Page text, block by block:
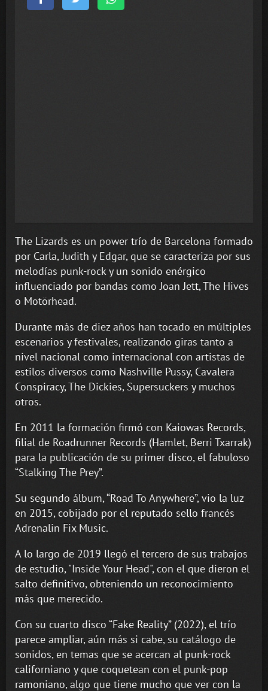
The Lizards es un power trío de Barcelona formado
por Carla, Judith y Edgar, que se caracteriza por sus
melodías punk-rock y un sonido enérgico
influenciado por bandas como Joan Jett, The Hives
o Motörhead.
Durante más de diez años han tocado en múltiples
escenarios y festivales, realizando giras tanto a
nivel nacional como internacional con artistas de
estilos diversos como Nashville Pussy, Cavalera
Conspiracy, The Dickies, Supersuckers y muchos
otros.
En 2011 la formación firmó con Kaiowas Records,
filial de Roadrunner Records (Hamlet, Berri Txarrak)
para la publicación de su primer disco, el fabuloso
“Stalking The Prey”.
Su segundo álbum, “Road To Anywhere”, vio la luz
en 2015, cobijado por el reputado sello francés
Adrenalin Fix Music.
A lo largo de 2019 llegó el tercero de sus trabajos
de estudio, "Inside Your Head", con el que dieron el
salto definitivo, obteniendo un reconocimiento
más que merecido.
Con su cuarto disco “Fake Reality” (2022), el trío
parece ampliar, aún más si cabe, su catálogo de
sonidos, en temas que se acercan al punk-rock
californiano y que coquetean con el punk-pop
ramoniano, algo que tiene mucho que ver con la